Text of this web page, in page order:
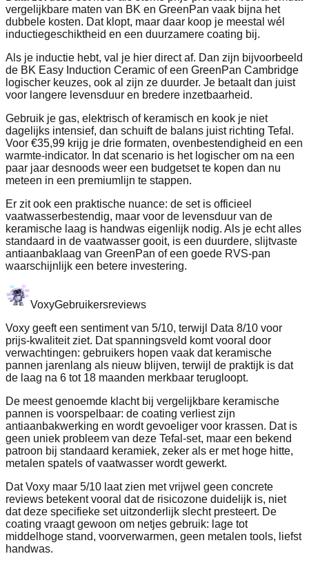
vergelijkbare maten van BK en GreenPan vaak bijna het
dubbele kosten. Dat klopt, maar daar koop je meestal wél
inductiegeschiktheid en een duurzamere coating bij.
Als je inductie hebt, val je hier direct af. Dan zijn bijvoorbeeld
de BK Easy Induction Ceramic of een GreenPan Cambridge
logischer keuzes, ook al zijn ze duurder. Je betaalt dan juist
voor langere levensduur en bredere inzetbaarheid.
Gebruik je gas, elektrisch of keramisch en kook je niet
dagelijks intensief, dan schuift de balans juist richting Tefal.
Voor €35,99 krijg je drie formaten, ovenbestendigheid en een
warmte-indicator. In dat scenario is het logischer om na een
paar jaar desnoods weer een budgetset te kopen dan nu
meteen in een premiumlijn te stappen.
Er zit ook een praktische nuance: de set is officieel
vaatwasserbestendig, maar voor de levensduur van de
keramische laag is handwas eigenlijk nodig. Als je echt alles
standaard in de vaatwasser gooit, is een duurdere, slijtvaste
antiaanbaklaag van GreenPan of een goede RVS-pan
waarschijnlijk een betere investering.
VoxyGebruikersreviews
Voxy geeft een sentiment van 5/10, terwijl Data 8/10 voor
prijs-kwaliteit ziet. Dat spanningsveld komt vooral door
verwachtingen: gebruikers hopen vaak dat keramische
pannen jarenlang als nieuw blijven, terwijl de praktijk is dat
de laag na 6 tot 18 maanden merkbaar terugloopt.
De meest genoemde klacht bij vergelijkbare keramische
pannen is voorspelbaar: de coating verliest zijn
antiaanbakwerking en wordt gevoeliger voor krassen. Dat is
geen uniek probleem van deze Tefal-set, maar een bekend
patroon bij standaard keramiek, zeker als er met hoge hitte,
metalen spatels of vaatwasser wordt gewerkt.
Dat Voxy maar 5/10 laat zien met vrijwel geen concrete
reviews betekent vooral dat de risicozone duidelijk is, niet
dat deze specifieke set uitzonderlijk slecht presteert. De
coating vraagt gewoon om netjes gebruik: lage tot
middelhoge stand, voorverwarmen, geen metalen tools, liefst
handwas.